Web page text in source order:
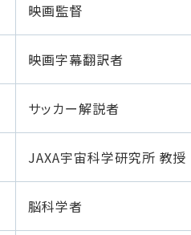
映画監督
映画字幕翻訳者
サッカー解説者
JAXA宇宙科学研究所 教授
脳科学者